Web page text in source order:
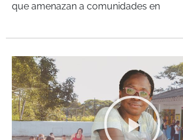
que amenazan a comunidades en